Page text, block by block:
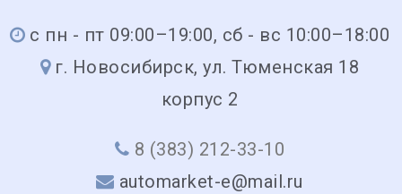
с пн - пт 09:00–19:00, сб - вс 10:00–18:00
г. Новосибирск, ул. Тюменская 18
корпус 2
8 (383) 212-33-10
automarket-e@mail.ru